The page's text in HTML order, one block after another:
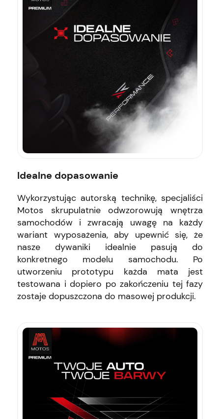
Idealne dopasowanie
Wykorzystując autorską technikę, specjaliści
Motos skrupulatnie odwzorowują wnętrza
samochodów i zwracają uwagę na każdy
wariant wyposażenia, aby upewnić się, że
nasze dywaniki idealnie pasują do
konkretnego modelu samochodu. Po
utworzeniu prototypu każda mata jest
testowana i dopiero po zakończeniu tej fazy
zostaje dopuszczona do masowej produkcji.